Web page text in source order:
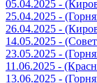
05.04.2025 -
25.04.2025 -
26.04.2025 -
14.05.2025 -
23.05.2025 -
11.06.2025 -
13.06.2025 -